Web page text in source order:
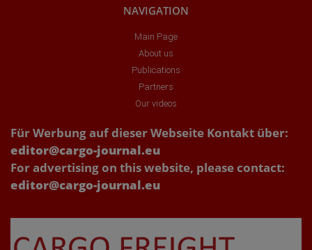
NAVIGATION
Main Page
About us
Publications
Partners
Our videos
Für Werbung auf dieser Webseite Kontakt über:
editor@cargo-journal.eu
For advertising on this website, please contact:
editor@cargo-journal.eu